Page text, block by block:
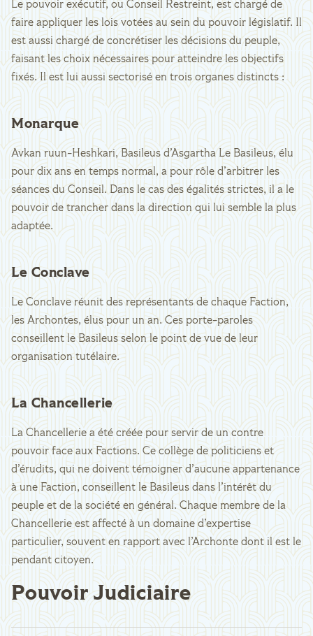
Le pouvoir exécutif, ou Conseil Restreint, est chargé de
faire appliquer les lois votées au sein du pouvoir législatif. Il
est aussi chargé de concrétiser les décisions du peuple,
faisant les choix nécessaires pour atteindre les objectifs
fixés. Il est lui aussi sectorisé en trois organes distincts :
Monarque
Avkan ruun-Heshkari, Basileus d’Asgartha Le Basileus, élu
pour dix ans en temps normal, a pour rôle d’arbitrer les
séances du Conseil. Dans le cas des égalités strictes, il a le
pouvoir de trancher dans la direction qui lui semble la plus
adaptée.
Le Conclave
Le Conclave réunit des représentants de chaque Faction,
les Archontes, élus pour un an. Ces porte-paroles
conseillent le Basileus selon le point de vue de leur
organisation tutélaire.
La Chancellerie
La Chancellerie a été créée pour servir de un contre
pouvoir face aux Factions. Ce collège de politiciens et
d’érudits, qui ne doivent témoigner d’aucune appartenance
à une Faction, conseillent le Basileus dans l’intérêt du
peuple et de la société en général. Chaque membre de la
Chancellerie est affecté à un domaine d’expertise
particulier, souvent en rapport avec l’Archonte dont il est le
pendant citoyen.
Pouvoir Judiciaire